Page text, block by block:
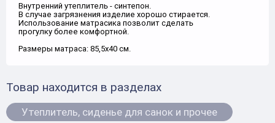
Внутренний утеплитель - синтепон.
В случае загрязнения изделие хорошо стирается.
Использование матрасика позволит сделать
прогулку более комфортной.
Размеры матраса: 85,5x40 см.
Товар находится в разделах
Утеплитель, сиденье для санок и прочее